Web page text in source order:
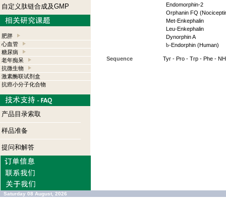
自定义肽链合成及GMP
肥胖
心血管
糖尿病
老年痴呆
抗微生物
激素酶联试剂盒
抗癌小分子化合物
产品目录索取
样品准备
提问和解答
Endomorphin-2
Orphanin FQ
Met-Enkephalin
Leu-Enkephalin
Dynorphin A
b-Endorphin (Human)
Sequence Tyr - Pro - Trp - Phe -
Saturday 08 August, 2026